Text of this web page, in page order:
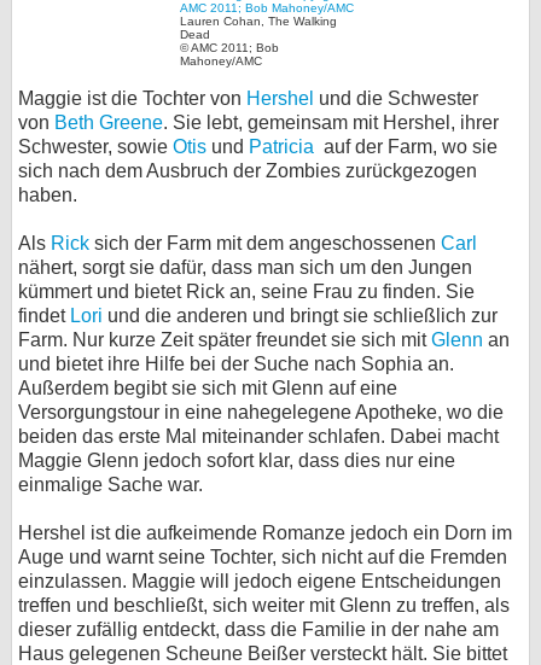
Lauren Cohan, The Walking
Dead
© AMC 2011; Bob
Mahoney/AMC
Maggie ist die Tochter von Hershel und die Schwester
von Beth Greene. Sie lebt, gemeinsam mit Hershel, ihrer
Schwester, sowie Otis und Patricia auf der Farm, wo sie
sich nach dem Ausbruch der Zombies zurückgezogen
haben.
Als Rick sich der Farm mit dem angeschossenen Carl
nähert, sorgt sie dafür, dass man sich um den Jungen
kümmert und bietet Rick an, seine Frau zu finden. Sie
findet Lori und die anderen und bringt sie schließlich zur
Farm. Nur kurze Zeit später freundet sie sich mitGlenn an
und bietet ihre Hilfe bei der Suche nach Sophia an.
Außerdem begibt sie sich mit Glenn auf eine
Versorgungstour in eine nahegelegene Apotheke, wo die
beiden das erste Mal miteinander schlafen. Dabei macht
Maggie Glenn jedoch sofort klar, dass dies nur eine
einmalige Sache war.
Hershel ist die aufkeimende Romanze jedoch ein Dorn im
Auge und warnt seine Tochter, sich nicht auf die Fremden
einzulassen. Maggie will jedoch eigene Entscheidungen
treffen und beschließt, sich weiter mit Glenn zu treffen, als
dieser zufällig entdeckt, dass die Familie in der nahe am
Haus gelegenen Scheune Beißer versteckt hält. Sie bittet
Forum
bei X
bei Facebook
Nutzungsbedingungen
Datenschutz
Cookie-Einstellungen
Impressum
Desktop-Ansicht
myFanbase